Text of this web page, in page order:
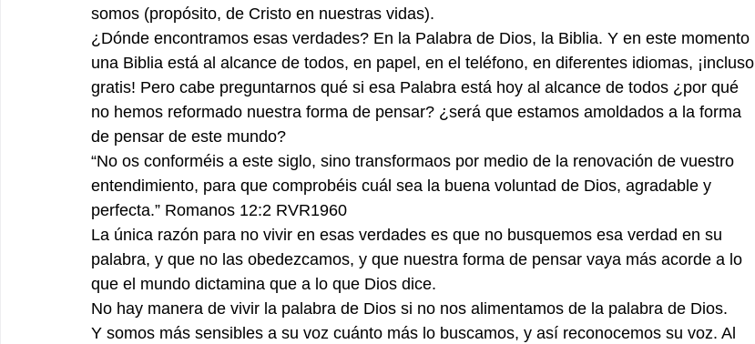
somos (propósito, de Cristo en nuestras vidas).
¿Dónde encontramos esas verdades? En la Palabra de Dios, la Biblia. Y en este momento
una Biblia está al alcance de todos, en papel, en el teléfono, en diferentes idiomas, ¡incluso
gratis! Pero cabe preguntarnos qué si esa Palabra está hoy al alcance de todos ¿por qué
no hemos reformado nuestra forma de pensar? ¿será que estamos amoldados a la forma
de pensar de este mundo?
“No os conforméis a este siglo, sino transformaos por medio de la renovación de vuestro
entendimiento, para que comprobéis cuál sea la buena voluntad de Dios, agradable y
perfecta.” Romanos‬ ‭12‬:‭2‬ ‭RVR1960‬‬
La única razón para no vivir en esas verdades es que no busquemos esa verdad en su
palabra, y que no las obedezcamos, y que nuestra forma de pensar vaya más acorde a lo
que el mundo dictamina que a lo que Dios dice.
No hay manera de vivir la palabra de Dios si no nos alimentamos de la palabra de Dios.
Y somos más sensibles a su voz cuánto más lo buscamos, y así reconocemos su voz. Al